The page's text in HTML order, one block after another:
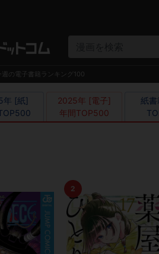
週の電子書籍ランキング100
年 [紙]
2025年 [電子]
年間TOP500
紙
2